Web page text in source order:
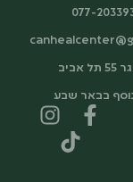
077-
אביב
בבאר שבע